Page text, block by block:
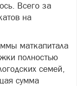
Всего за
на
маткапитала
полностью
семей,
сумма